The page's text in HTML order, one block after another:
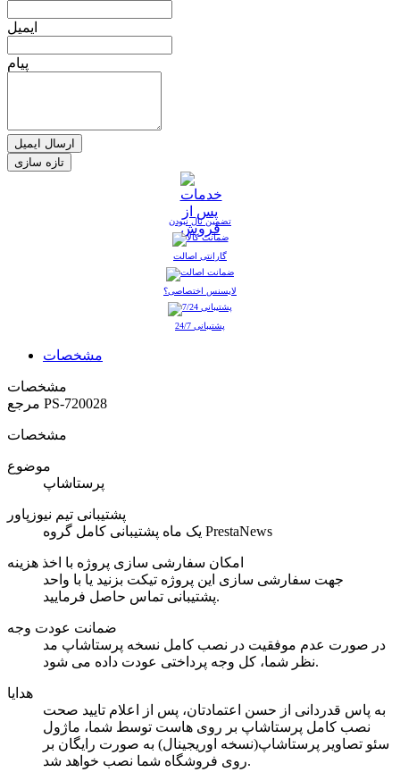
ایمیل
پیام
ارسال ایمیل
تضمین نال نبودن
گارانتی اصالت
لایسنس اختصاصی؟
پشتیبانی 24/7
مشخصات
مشخصات
PS-720028
مشخصات
موضوع
پرستاشاپ
پشتیبانی تیم نیوزپاور
یک ماه پشتیبانی کامل گروه PrestaNews
امکان سفارشی سازی پروژه با اخذ هزینه
جهت سفارشی سازی این پروژه تیکت بزنید یا با واحد
پشتیبانی تماس حاصل فرمایید.
ضمانت عودت وجه
در صورت عدم موفقیت در نصب کامل نسخه پرستاشاپ مد
نظر شما، کل وجه پرداختی عودت داده می شود.
هدایا
به پاس قدردانی از حسن اعتمادتان، پس از اعلام تایید صحت
نصب کامل پرستاشاپ بر روی هاست توسط شما، ماژول
سئو تصاویر پرستاشاپ(نسخه اوریجینال) به صورت رایگان بر
روی فروشگاه شما نصب خواهد شد.